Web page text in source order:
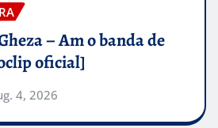
– Am o banda de
oficial]
4, 2026